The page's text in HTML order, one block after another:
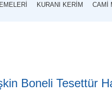
KURANI KERIM CAMI
Boneli Tesettür